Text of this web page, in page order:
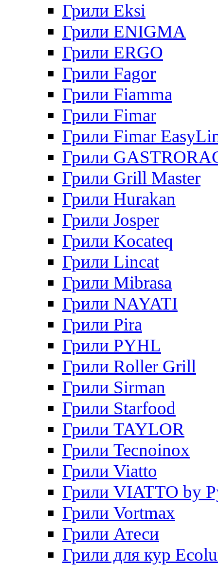
Грили Eksi
Грили ENIGMA
Грили ERGO
Грили Fagor
Грили Fiamma
Грили Fimar
Грили Fimar
Грили
Грили Grill Master
Грили Hurakan
Грили Josper
Грили Kocateq
Грили Lincat
Грили Mibrasa
Грили NAYATI
Грили Pira
Грили PYHL
Грили Roller Grill
Грили Sirman
Грили Starfood
Грили TAYLOR
Грили Tecnoinox
Грили Viatto
Грили VIATTO by
Грили Vortmax
Грили Атеси
Грили для кур